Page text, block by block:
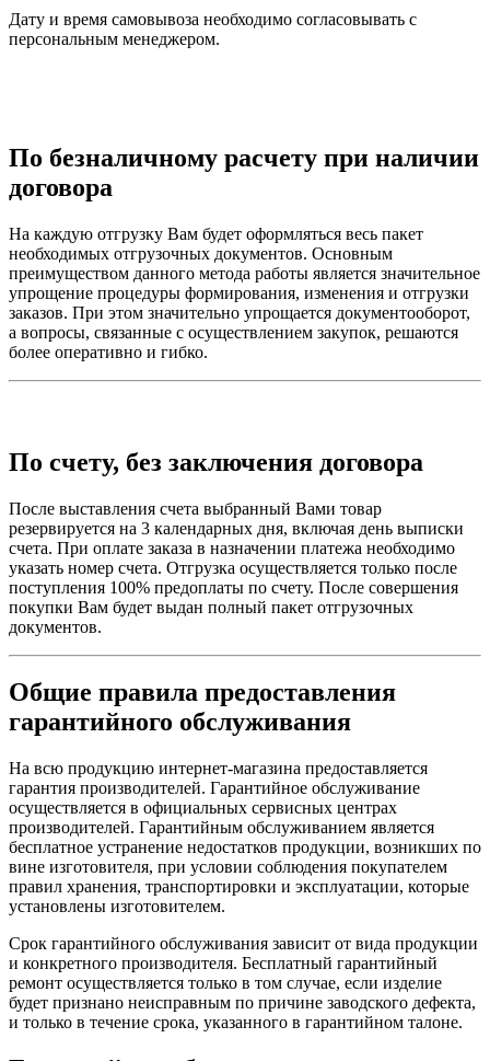
Дату и время самовывоза необходимо согласовывать с
персональным менеджером.
По безналичному расчету при наличии
договора
На каждую отгрузку Вам будет оформляться весь пакет
необходимых отгрузочных документов. Основным
преимуществом данного метода работы является значительное
упрощение процедуры формирования, изменения и отгрузки
заказов. При этом значительно упрощается документооборот,
а вопросы, связанные с осуществлением закупок, решаются
более оперативно и гибко.
По счету, без заключения договора
После выставления счета выбранный Вами товар
резервируется на 3 календарных дня, включая день выписки
счета. При оплате заказа в назначении платежа необходимо
указать номер счета. Отгрузка осуществляется только после
поступления 100% предоплаты по счету. После совершения
покупки Вам будет выдан полный пакет отгрузочных
документов.
Общие правила предоставления
гарантийного обслуживания
На всю продукцию интернет-магазина предоставляется
гарантия производителей. Гарантийное обслуживание
осуществляется в официальных сервисных центрах
производителей. Гарантийным обслуживанием является
бесплатное устранение недостатков продукции, возникших по
вине изготовителя, при условии соблюдения покупателем
правил хранения, транспортировки и эксплуатации, которые
установлены изготовителем.
Срок гарантийного обслуживания зависит от вида продукции
и конкретного производителя. Бесплатный гарантийный
ремонт осуществляется только в том случае, если изделие
будет признано неисправным по причине заводского дефекта,
и только в течение срока, указанного в гарантийном талоне.